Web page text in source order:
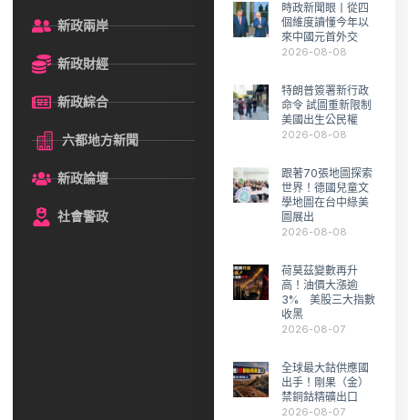
新政兩岸
新政財經
新政綜合
六都地方新聞
新政論壇
社會警政
時政新聞眼丨從四
個維度讀懂今年以
來中國元首外交
2026-08-08
特朗普簽署新行政
命令 試圖重新限制
美國出生公民權
2026-08-08
跟著70張地圖探索
世界！德國兒童文
學地圖在台中綠美
圖展出
2026-08-08
荷莫茲變數再升
高！油價大漲逾
3% 美股三大指數
收黑
2026-08-07
全球最大鈷供應國
出手！剛果（金）
禁銅鈷精礦出口
2026-08-07